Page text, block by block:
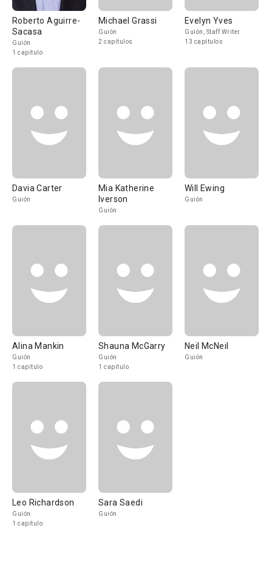
Roberto Aguirre-
Sacasa
Guión
1 capítulo
Michael Grassi
Guión
2 capítulos
Evelyn Yves
Guión, Staff Writer
13 capítulos
Davia Carter
Guión
Mia Katherine
Iverson
Guión
Will Ewing
Guión
Alina Mankin
Guión
1 capítulo
Shauna McGarry
Guión
1 capítulo
Neil McNeil
Guión
Leo Richardson
Guión
1 capítulo
Sara Saedi
Guión